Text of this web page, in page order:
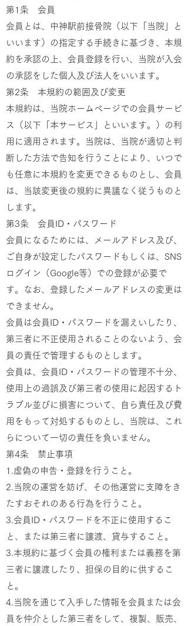
第1条 会員
会員とは、中神駅前接骨院（以下「当院」と
いいます）の指定する手続きに基づき、本規
約を承認の上、会員登録を行い、当院が入会
の承認をした個人及び法人をいいます。
第2条 本規約の範囲及び変更
本規約は、当院ホームページでの会員サービ
ス（以下「本サービス」といいます。）の利
用に適用されます。当院は、当院が適切と判
断した方法で告知を行うことにより、いつで
も任意に本規約を変更できるものとし、会員
は、当該変更後の規約に異議なく従うものと
します。
第3条 会員ID・パスワード
会員になるためには、メールアドレス及び、
ご自身が設定したパスワードもしくは、SNS
ログイン（Google等）での登録が必要で
す。なお、登録したメールアドレスの変更は
できません。
会員は会員ID・パスワードを漏えいしたり、
第三者に不正使用されることのないよう、会
員の責任で管理するものとします。
会員は、会員ID・パスワードの管理不十分、
使用上の過誤及び第三者の使用に起因するト
ラブル並びに損害について、自ら責任及び費
用をもって対処するものとし、当院は、これ
らについて一切の責任を負いません。
第4条 禁止事項
1.虚偽の申告・登録を行うこと。
2.当院の運営を妨げ、その他運営に支障をき
たすおそれのある行為を行うこと。
3.会員ID・パスワードを不正に使用するこ
と、または第三者に譲渡、貸与すること。
3.本規約に基づく会員の権利または義務を第
三者に譲渡したり、担保の目的に供するこ
と。
4.当院を通じて入手した情報を会員または会
員を仲介とした第三者をして、複製、販売、